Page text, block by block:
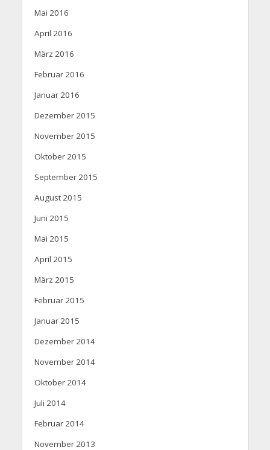
Mai 2016
April 2016
März 2016
Februar 2016
Januar 2016
Dezember 2015
November 2015
Oktober 2015
September 2015
August 2015
Juni 2015
Mai 2015
April 2015
März 2015
Februar 2015
Januar 2015
Dezember 2014
November 2014
Oktober 2014
Juli 2014
Februar 2014
November 2013